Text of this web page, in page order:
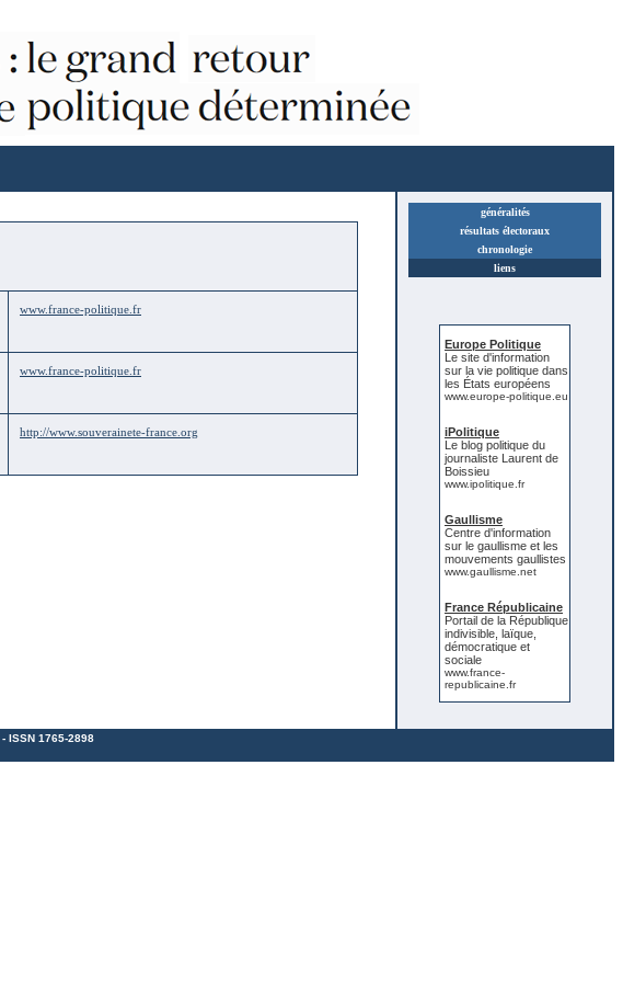
www.france-politique.fr
www.france-politique.fr
http://www.souverainete-france.org
généralités
résultats électoraux
chronologie
liens
Europe Politique
Le site d'information
sur la vie politique dans
les États européens
www.europe-politique.eu
iPolitique
Le blog politique du
journaliste Laurent de
Boissieu
www.ipolitique.fr
Gaullisme
Centre d'information
sur le gaullisme et les
mouvements gaullistes
www.gaullisme.net
France Républicaine
Portail de la République
indivisible, laïque,
démocratique et
sociale
www.france-
republicaine.fr
- ISSN 1765-2898